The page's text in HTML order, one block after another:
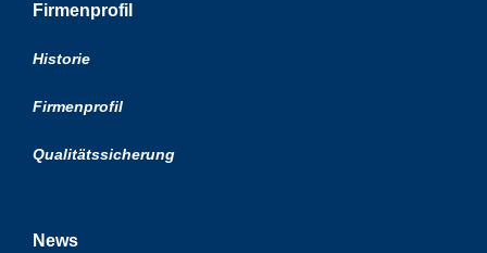
Firmenprofil
Historie
Firmenprofil
Qualitätssicherung
News